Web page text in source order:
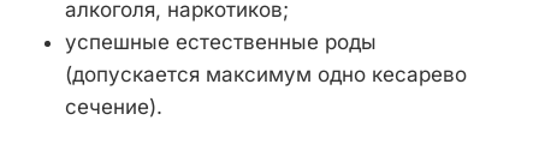
алкоголя, наркотиков;
успешные естественные роды
(допускается максимум одно кесарево
сечение).